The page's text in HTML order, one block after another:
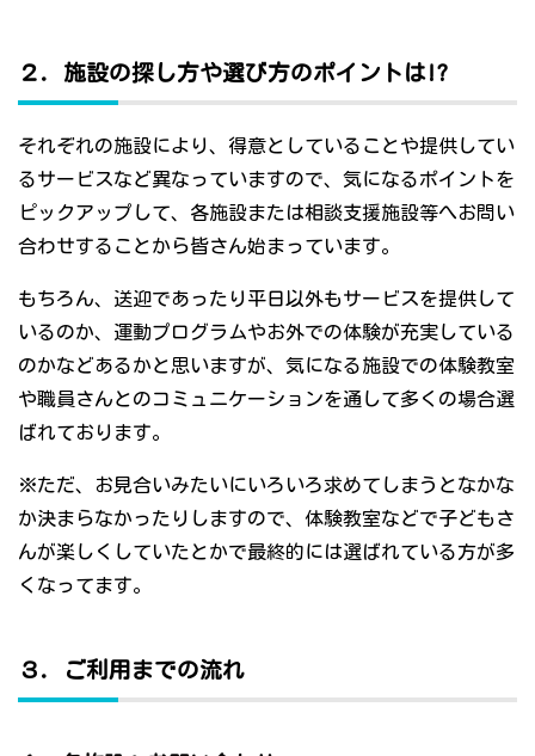
２．施設の探し方や選び方のポイントは!?
それぞれの施設により、得意としていることや提供してい
るサービスなど異なっていますので、気になるポイントを
ピックアップして、各施設または相談支援施設等へお問い
合わせすることから皆さん始まっています。
もちろん、送迎であったり平日以外もサービスを提供して
いるのか、運動プログラムやお外での体験が充実している
のかなどあるかと思いますが、気になる施設での体験教室
や職員さんとのコミュニケーションを通して多くの場合選
ばれております。
※ただ、お見合いみたいにいろいろ求めてしまうとなかな
か決まらなかったりしますので、体験教室などで子どもさ
んが楽しくしていたとかで最終的には選ばれている方が多
くなってます。
３．ご利用までの流れ